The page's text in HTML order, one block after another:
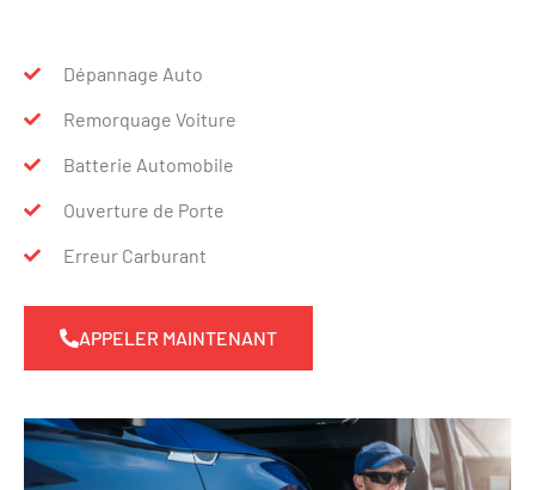
Dépannage Auto
Remorquage Voiture
Batterie Automobile
Ouverture de Porte
Erreur Carburant
APPELER MAINTENANT